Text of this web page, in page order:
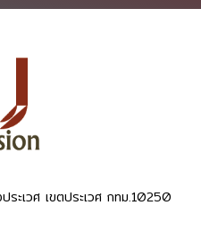
ะเวศ เขตประเวศ กทม.10250